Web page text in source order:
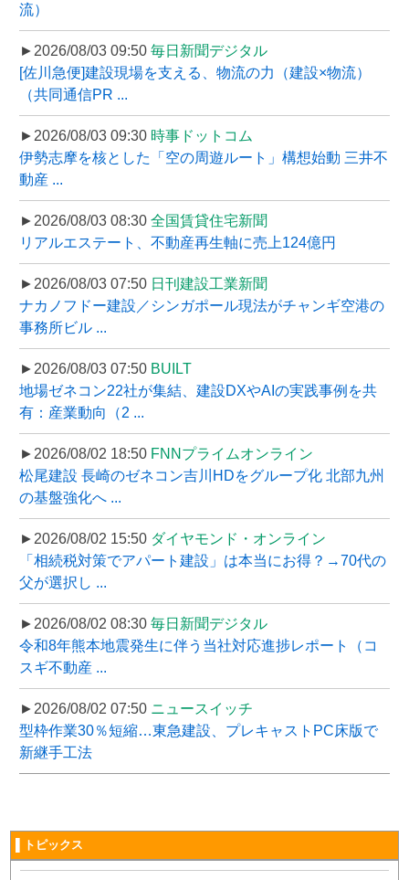
流）
►2026/08/03 09:50 毎日新聞デジタル
[佐川急便]建設現場を支える、物流の力（建設×物流）
（共同通信PR ...
►2026/08/03 09:30 時事ドットコム
伊勢志摩を核とした「空の周遊ルート」構想始動 三井不
動産 ...
►2026/08/03 08:30 全国賃貸住宅新聞
リアルエステート、不動産再生軸に売上124億円
►2026/08/03 07:50 日刊建設工業新聞
ナカノフドー建設／シンガポール現法がチャンギ空港の
事務所ビル ...
►2026/08/03 07:50 BUILT
地場ゼネコン22社が集結、建設DXやAIの実践事例を共
有：産業動向（2 ...
►2026/08/02 18:50 FNNプライムオンライン
松尾建設 長崎のゼネコン吉川HDをグループ化 北部九州
の基盤強化へ ...
►2026/08/02 15:50 ダイヤモンド・オンライン
「相続税対策でアパート建設」は本当にお得？→70代の
父が選択し ...
►2026/08/02 08:30 毎日新聞デジタル
令和8年熊本地震発生に伴う当社対応進捗レポート（コ
スギ不動産 ...
►2026/08/02 07:50 ニュースイッチ
型枠作業30％短縮…東急建設、プレキャストPC床版で
新継手工法
▌トピックス